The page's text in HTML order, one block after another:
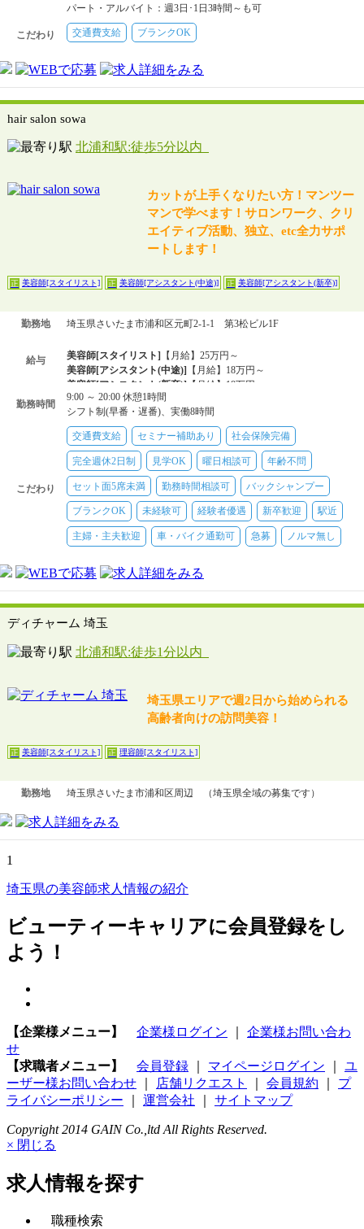
パート・アルバイト：週3日･1日3時間～も可
こだわり 交通費支給 ブランクOK
hair salon sowa
北浦和駅:徒歩5分以内
カットが上手くなりたい方！マンツー
マンで学べます！サロンワーク、クリ
エイティブ活動、独立、etc全力サポ
ートします！
正 美容師[スタイリスト] 正 美容師[アシスタント(中途)] 正 美容師[アシスタント(新卒)]
勤務地 埼玉県さいたま市浦和区元町2-1-1 第3松ビル1F
給与 美容師[スタイリスト] 【月給】25万円～
美容師[アシスタント(中途)] 【月給】18万円～
美容師[アシスタント(新卒)] 【月給】18万円～
勤務時間
9:00 ～ 20:00 休憩1時間
シフト制(早番・遅番)、実働8時間
こだわり
交通費支給 セミナー補助あり 社会保険完備
完全週休2日制 見学OK 曜日相談可 年齢不問
セット面5席未満 勤務時間相談可 バックシャンプー
ブランクOK 未経験可 経験者優遇 新卒歓迎 駅近
主婦・主夫歓迎 車・バイク通勤可 急募 ノルマ無し
ディチャーム 埼玉
北浦和駅:徒歩1分以内
埼玉県エリアで週2日から始められる
高齢者向けの訪問美容！
正 美容師[スタイリスト] 正 理容師[スタイリスト]
勤務地 埼玉県さいたま市浦和区周辺 （埼玉県全域の募集です）
1
埼玉県の美容師求人情報の紹介
ビューティーキャリアに会員登録をし
よう！
【企業様メニュー】 企業様ログイン
企業様お問い合わ
せ
【求職者メニュー】
会員登録 マイページログイン
ユ
ーザー様お問い合わせ
店舗リクエスト 会員規約
プ
ライバシーポリシー
運営会社 サイトマップ
Copyright 2014 GAIN Co.,ltd All Rights Reserved.
× 閉じる
求人情報を探す
職種検索